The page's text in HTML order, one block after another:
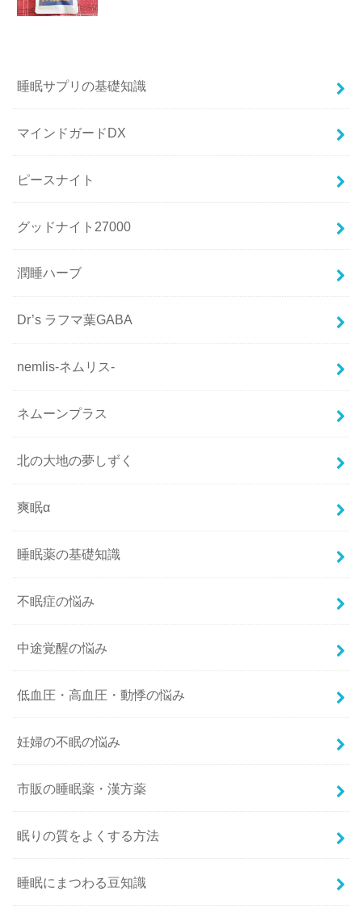
睡眠サプリの基礎知識
マインドガードDX
ピースナイト
グッドナイト27000
潤睡ハーブ
Dr’s ラフマ葉GABA
nemlis-ネムリス-
ネムーンプラス
北の大地の夢しずく
爽眠α
睡眠薬の基礎知識
不眠症の悩み
中途覚醒の悩み
低血圧・高血圧・動悸の悩み
妊婦の不眠の悩み
市販の睡眠薬・漢方薬
眠りの質をよくする方法
睡眠にまつわる豆知識